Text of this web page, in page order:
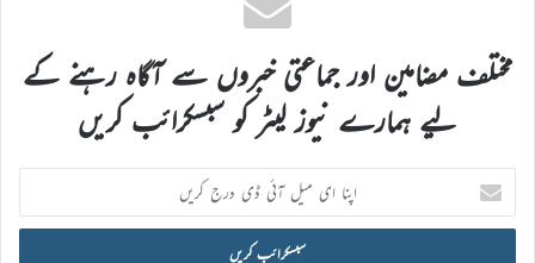
مختلف مضامین اور جماعتی خبروں سے آگاہ رہنے کے
لیے ہمارے نیوز لیٹر کو سبسکرائب کریں
اپنا
ای
میل